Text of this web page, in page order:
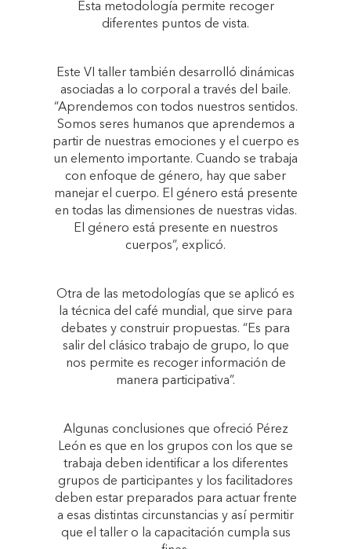
Esta metodología permite recoger
diferentes puntos de vista.
Este VI taller también desarrolló dinámicas
asociadas a lo corporal a través del baile.
“Aprendemos con todos nuestros sentidos.
Somos seres humanos que aprendemos a
partir de nuestras emociones y el cuerpo es
un elemento importante. Cuando se trabaja
con enfoque de género, hay que saber
manejar el cuerpo. El género está presente
en todas las dimensiones de nuestras vidas.
El género está presente en nuestros
cuerpos”, explicó.
Otra de las metodologías que se aplicó es
la técnica del café mundial, que sirve para
debates y construir propuestas. “Es para
salir del clásico trabajo de grupo, lo que
nos permite es recoger información de
manera participativa”.
Algunas conclusiones que ofreció Pérez
León es que en los grupos con los que se
trabaja deben identificar a los diferentes
grupos de participantes y los facilitadores
deben estar preparados para actuar frente
a esas distintas circunstancias y así permitir
que el taller o la capacitación cumpla sus